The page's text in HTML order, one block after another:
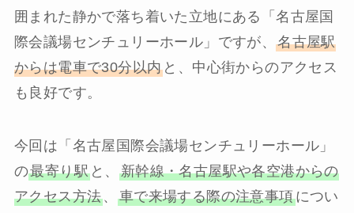
囲まれた静かで落ち着いた立地にある「名古屋国
際会議場センチュリーホール」ですが、名古屋駅
からは電車で30分以内 と、中心街からのアクセス
も良好です。
今回は「名古屋国際会議場センチュリーホール」
の最寄り駅と、 新幹線・名古屋駅や各空港からの
アクセス方法、 車で来場する際の注意事項につい